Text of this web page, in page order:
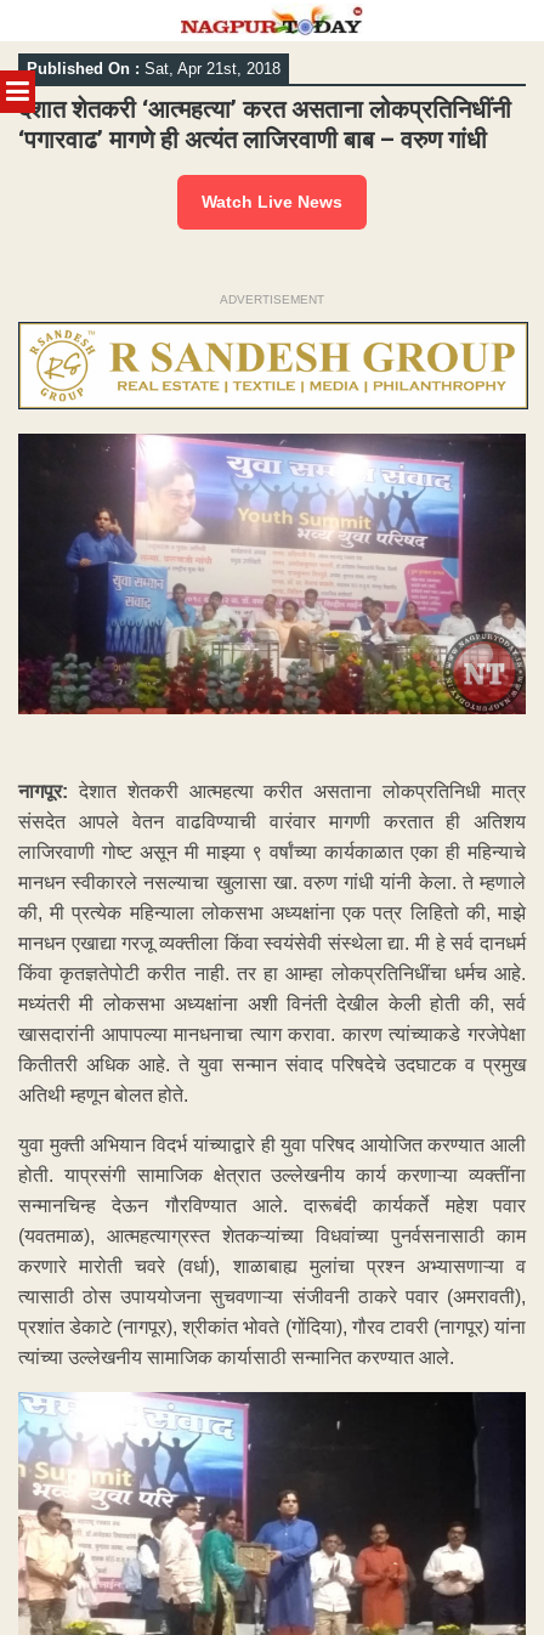
MENU
Skip
to
content
Published On : Sat, Apr 21st, 2018
देशात शेतकरी ‘आत्महत्या’ करत असताना लोकप्रतिनिधींनी
‘पगारवाढ’ मागणे ही अत्यंत लाजिरवाणी बाब – वरुण गांधी
Watch Live News
ADVERTISEMENT
नागपूर: देशात शेतकरी आत्महत्या करीत असताना लोकप्रतिनिधी मात्र
संसदेत आपले वेतन वाढविण्याची वारंवार मागणी करतात ही अतिशय
लाजिरवाणी गोष्ट असून मी माझ्या ९ वर्षांच्या कार्यकाळात एका ही महिन्याचे
मानधन स्वीकारले नसल्याचा खुलासा खा. वरुण गांधी यांनी केला. ते म्हणाले
की, मी प्रत्येक महिन्याला लोकसभा अध्यक्षांना एक पत्र लिहितो की, माझे
मानधन एखाद्या गरजू व्यक्तीला किंवा स्वयंसेवी संस्थेला द्या. मी हे सर्व दानधर्म
किंवा कृतज्ञतेपोटी करीत नाही. तर हा आम्हा लोकप्रतिनिधींचा धर्मच आहे.
मध्यंतरी मी लोकसभा अध्यक्षांना अशी विनंती देखील केली होती की, सर्व
खासदारांनी आपापल्या मानधनाचा त्याग करावा. कारण त्यांच्याकडे गरजेपेक्षा
कितीतरी अधिक आहे. ते युवा सन्मान संवाद परिषदेचे उदघाटक व प्रमुख
अतिथी म्हणून बोलत होते.
युवा मुक्ती अभियान विदर्भ यांच्याद्वारे ही युवा परिषद आयोजित करण्यात आली
होती. याप्रसंगी सामाजिक क्षेत्रात उल्लेखनीय कार्य करणाऱ्या व्यक्तींना
सन्मानचिन्ह देऊन गौरविण्यात आले. दारूबंदी कार्यकर्ते महेश पवार
(यवतमाळ), आत्महत्याग्रस्त शेतकऱ्यांच्या विधवांच्या पुनर्वसनासाठी काम
करणारे मारोती चवरे (वर्धा), शाळाबाह्य मुलांचा प्रश्न अभ्यासणाऱ्या व
त्यासाठी ठोस उपाययोजना सुचवणाऱ्या संजीवनी ठाकरे पवार (अमरावती),
प्रशांत डेकाटे (नागपूर), श्रीकांत भोवते (गोंदिया), गौरव टावरी (नागपूर) यांना
त्यांच्या उल्लेखनीय सामाजिक कार्यासाठी सन्मानित करण्यात आले.